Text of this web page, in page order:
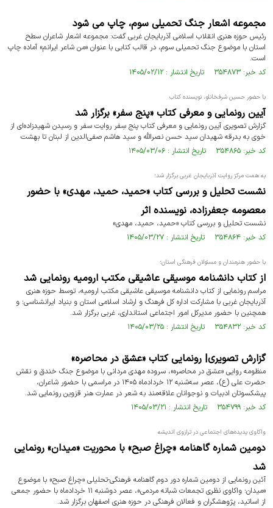
مجموعه اشعار جنگ تحمیلی سوم، چاپ می شود
رئیس حوزه هنری انقلاب اسلامی آذربایجان غربی گفت: مجموعه اشعار شاعران سطح
استان با موضوع جنگ تحمیلی سوم، در قالب کتابی با عنوان «من شاعر ایرانم» آماده چاپ
است.
کد خبر: ۳۵۴۸۷۳ تاریخ انتشار : ۱۴۰۵/۰۲/۱۲
با حضور حسین شرفخانلو، نویسنده کتاب
آیین رونمایی و معرفی کتاب «پنج سفر» برگزار شد
گزارش تصویری آیین رونمایی و معرفی کتاب پنج سِفر روایت سفر و رسیدن شهیدزاده‌ای از
خوی به بدرقه شهیدان سید حسن نصرالله و سید هاشم صفی‌‌الدین از لبنان تا بهشت
کد خبر: ۳۵۴۸۶۵ تاریخ انتشار : ۱۴۰۵/۰۳/۰۶
به همت مرکز روایت آذربایجان غربی برگزار شد؛
نشست تحلیل و بررسی کتاب «حمید، حمید، مهدی» با حضور
معصومه جعفرزاده، نویسنده اثر
نشست تحلیل و بررسی کتاب «حمید، حمید، مهدی»
کد خبر: ۳۵۴۸۶۴ تاریخ انتشار : ۱۴۰۵/۰۳/۲۷
با حضور هنرمندان و مسئولان فرهنگی استان؛
از کتاب دانشنامه موسیقی عاشیقی مکتب ارومیه رونمایی شد
مراسم رونمایی از کتاب دانشنامه موسیقی عاشیقی مکتب ارومیه، توسط حوزه هنری
آذربایجان غربی با مشارکت اداره کل فرهنگ و ارشاد اسلامی استان و بنیاد ایرانشناسی؛ و
همچنین با حضور مدیرکل امور اجتماعی استانداری، غربی برگزار شد.
کد خبر: ۳۵۴۸۳۲ تاریخ انتشار : ۱۴۰۵/۰۳/۲۵
گزارش تصویری| رونمایی کتاب «عشق در محاصره»
منظومه روایی «عشق در محاصره»، سروده مهدی مردانی با موضوع جنگ خندق و نقش
حضرت علی (ع)، عصر سه‌شنبه ۱۲ خردادماه ۱۴۰۵ در مراسمی با حضور شاعران،
پیشکسوتان ادبیات و نوجوانان علاقه‌مند به شعر در عمارت هنر قزوین رونمایی شد.
کد خبر: ۳۵۴۷۹۹ تاریخ انتشار : ۱۴۰۵/۰۳/۲۱
واکاوی پدیده‌های اجتماعی در ترازوی اندیشه
دومین شماره گاهنامه «چراغ صبح» با محوریت «میدان» رونمایی
شد
آئین رونمایی از دومین شماره دور دوم گاهنامه فرهنگی-تحلیلی «چراغ صبح» با موضوع
«میدان؛ واکاوی نظری تجمعات شبانه مردمی»، عصر دوشنبه ۱۱ خردادماه با حضور جمعی
از اساتید، پژوهشگران و فعالان فرهنگی در حوزه هنری اصفهان برگزار شد.